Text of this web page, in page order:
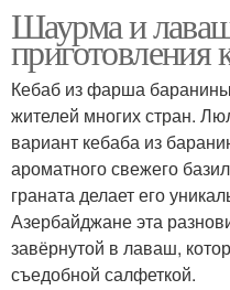
Шаурма и
приготовления
Кебаб из фарша
жителей многих стран.
вариант кебаба из
ароматного свежего
граната делает его
Азербайджане эта
завёрнутой в лаваш,
съедобной салфеткой.